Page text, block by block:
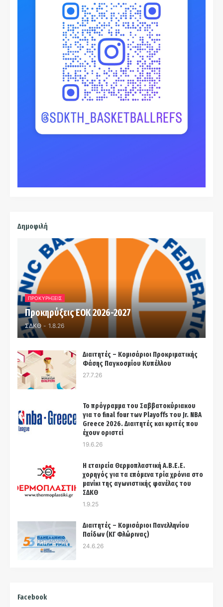
Δημοφιλή
ΠΡΟΚΥΡΗΞΕΙΣ
Προκηρύξεις ΕΟΚ 2026-2027
ΣΔΚΘ - 1.8.26
Διαιτητές – Κομισάριοι Προκριματικής
Φάσης Παγκοσμίου Κυπέλλου
27.7.26
Το πρόγραμμα του Σαββατοκύριακου
για το final four των Playoffs του Jr. NBA
Greece 2026. Διαιτητές και κριτές που
έχουν οριστεί
19.6.26
Η εταιρεία Θερμοπλαστική Α.Β.Ε.Ε.
χορηγός για τα επόμενα τρία χρόνια στo
μανίκι της αγωνιστικής φανέλας του
ΣΔΚΘ
1.9.25
Διαιτητές – Κομισάριοι Πανελληνίου
Παίδων (ΚΓ Φλώρινας)
24.6.26
Facebook